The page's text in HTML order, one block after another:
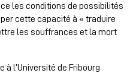
les conditions de possibilités
cette capacité à « traduire
les souffrances et la mort
à l’Université de Fribourg